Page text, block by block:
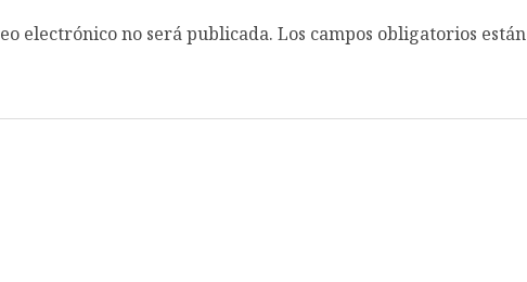
electrónico no será publicada. Los campos obligatorios están